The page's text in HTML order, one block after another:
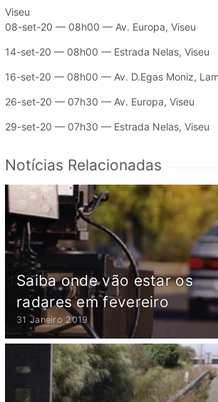
Viseu
08-set-20 — 08h00 — Av. Europa, Viseu
14-set-20 — 08h00 — Estrada Nelas, Viseu
16-set-20 — 08h00 — Av. D.Egas Moniz,
26-set-20 — 07h30 — Av. Europa, Viseu
29-set-20 — 07h30 — Estrada Nelas, Viseu
Notícias Relacionadas
Saiba onde vão estar os
radares em fevereiro
31 Janeiro 2019